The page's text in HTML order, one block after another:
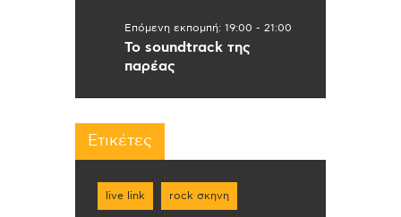
Επόμενη εκπομπή: 19:00 - 21:00
Το soundtrack της
παρέας
Ετικέτες
live link rock σκηνη